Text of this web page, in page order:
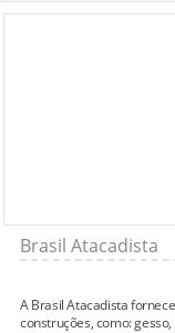
Brasil Atacadista
A Brasil Atacadista
construções, como: